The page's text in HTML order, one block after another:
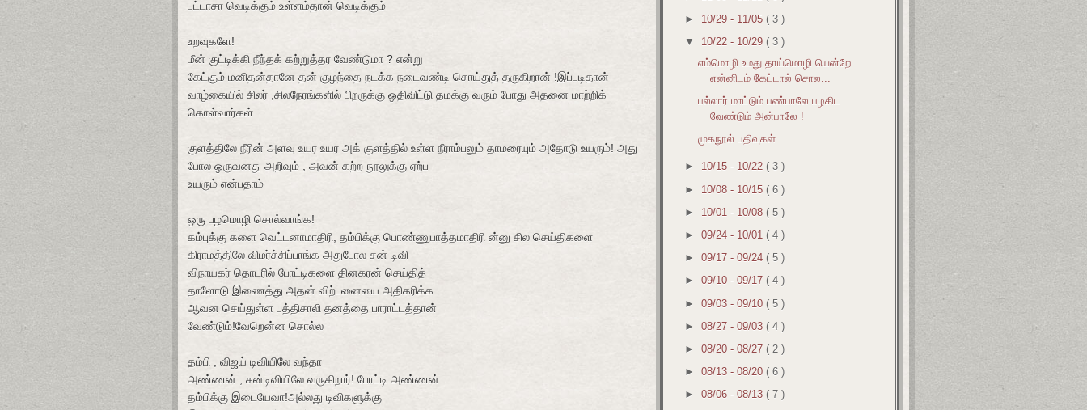
பட்டாசா வெடிக்கும் உள்ளம்தான் வெடிக்கும்
உறவுகளே!
மீன் குட்டிக்கி நீந்தக் கற்றுத்தர வேண்டுமா ? என்று
கேட்கும் மனிதன்தானே தன் குழந்தை நடக்க நடைவண்டி சொய்துத் தருகிறான் !இப்படிதான்
வாழ்கையில் சிலர் ,சிலநேரங்களில் பிறருக்கு ஒதிவிட்டு தமக்கு வரும் போது அதனை மாற்றிக்
கொள்வார்கள்
குளத்திலே நீரின் அளவு உயர உயர அக் குளத்தில் உள்ள நீராம்பலும் தாமரையும் அதோடு உயரும்! அது
போல ஒருவனது அறிவும் , அவன் கற்ற நூலுக்கு ஏற்ப
உயரும் என்பதாம்
ஒரு பழமொழி சொல்வாங்க!
கம்புக்கு களை வெட்டனாமாதிரி, தம்பிக்கு பொண்ணுபாத்தமாதிரி ன்னு சில செய்திகளை
கிராமத்திலே விமர்ச்சிப்பாங்க அதுபோல சன் டிவி
விநாயகர் தொடரில் போட்டிகளை தினகரன் செய்தித்
தாளோடு இணைத்து அதன் விற்பனையை அதிகரிக்க
ஆவன செய்துள்ள பத்திசாலி தனத்தை பாராட்டத்தான்
வேண்டும்!வேறென்ன சொல்ல
தம்பி , விஜய் டிவியிலே வந்தா
அண்ணன் , சன்டிவியிலே வருகிறார்! போட்டி அண்ணன்
தம்பிக்கு இடையேவா!அல்லது டிவிகளுக்கு
► 10/29 - 11/05 ( 3 )
▼ 10/22 - 10/29 ( 3 )
எம்மொழி உமது தாய்மொழி யென்றே
என்னிடம் கேட்டால் சொல...
பல்லார் மாட்டும் பண்பாலே பழகிட
வேண்டும் அன்பாலே !
முகநூல் பதிவுகள்
► 10/15 - 10/22 ( 3 )
► 10/08 - 10/15 ( 6 )
► 10/01 - 10/08 ( 5 )
►09/24 - 10/01 ( 4 )
►09/17 - 09/24 ( 5 )
►09/10 - 09/17 ( 4 )
►09/03 - 09/10 ( 5 )
►08/27 - 09/03 ( 4 )
►08/20 - 08/27 ( 2 )
►08/13 - 08/20 ( 6 )
►08/06 - 08/13 ( 7 )